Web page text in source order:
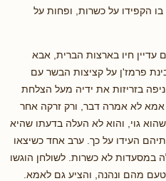
הקפידו על כשרות, ופחות על
חיו בארצות הברית, אבא
פרמז'ן על קציצות הבשר עם
בזריזות את ידיה מעל הצלחת
לא אמרה דבר, ורק זרקה אחר
גוי, והוא לא העלה בדעתו שהיא
העידו על כך. ערב אחד כשיצאו
במסעדות לא כשרות. לשולחן הוגשו
מהם ונהנה, והציע גם לאמא.